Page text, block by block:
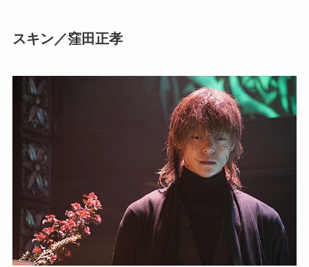
スキン／窪田正孝